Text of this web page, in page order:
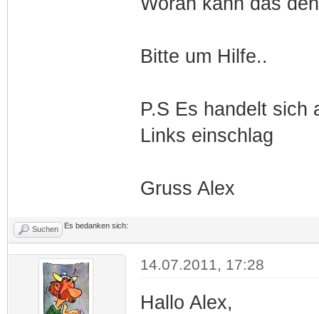
Bitte um Hilfe..
P.S Es handelt sich
Links einschlag
Gruss Alex
Suchen Es bedanken sich:
14.07.2011, 17:28
Hallo Alex,